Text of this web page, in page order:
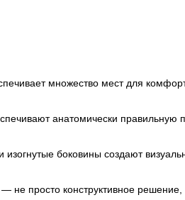
множество мест для
анатомически правильную
боковины создают
— не просто конструктивное